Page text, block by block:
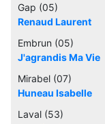
Gap (05)
Renaud Laurent
Embrun (05)
J'agrandis Ma Vie
Mirabel (07)
Huneau Isabelle
Laval (53)